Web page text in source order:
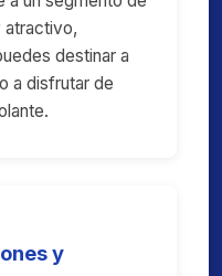
atractivo,
destinar a
a disfrutar de
y